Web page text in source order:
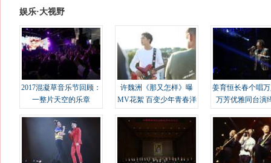
娱乐·大视野
2017混凝草音乐节回顾：
一整片天空的乐章
许魏洲《那又怎样》曝
MV花絮 百变少年青春洋
姜育恒长春个唱
万芳优雅同台演